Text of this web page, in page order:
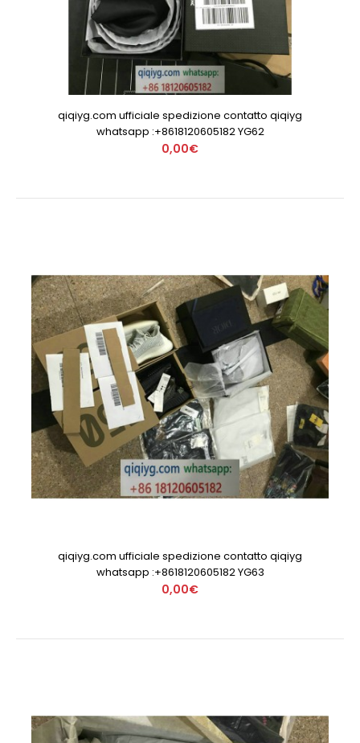
qiqiyg.com ufficiale spedizione contatto qiqiyg
whatsapp :+8618120605182 YG62
0,00€
qiqiyg.com ufficiale spedizione contatto qiqiyg
whatsapp :+8618120605182 YG63
0,00€